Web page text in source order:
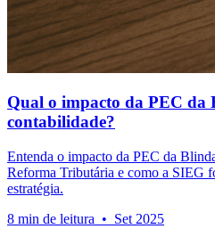
Qual o impacto da PEC da
contabilidade?
Entenda o impacto da PEC da
Reforma Tributária e como a SIEG
estratégia.
8 min de leitura • Set 2025